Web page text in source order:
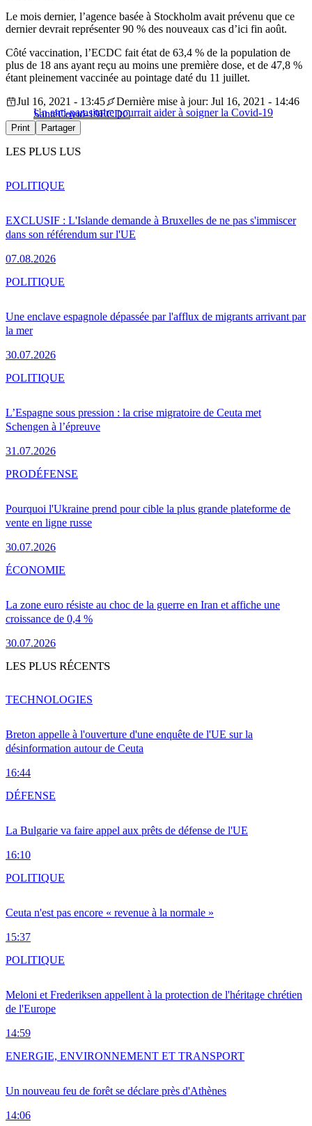
Le mois dernier, l’agence basée à Stockholm avait prévenu que ce
dernier devrait représenter 90 % des nouveaux cas d’ici fin août.
Côté vaccination, l’ECDC fait état de 63,4 % de la population de
plus de 18 ans ayant reçu au moins une première dose, et de 47,8 %
étant pleinement vaccinée au pointage daté du 11 juillet.
Un anti-parasitaire pourrait aider à soigner la Covid-19
Jul 16, 2021 - 13:45
Dernière mise à jour: Jul 16, 2021 - 14:46
SantéCovid-19ECDC
Print Partager
LES PLUS LUS
EXCLUSIF : L'Islande demande à Bruxelles de ne pas s'immiscer
dans son référendum sur l'UE
07.08.2026
POLITIQUE
Une enclave espagnole dépassée par l'afflux de migrants arrivant par
la mer
30.07.2026
POLITIQUE
L’Espagne sous pression : la crise migratoire de Ceuta met
Schengen à l’épreuve
31.07.2026
POLITIQUE
Pourquoi l'Ukraine prend pour cible la plus grande plateforme de
vente en ligne russe
30.07.2026
PRODÉFENSE
La zone euro résiste au choc de la guerre en Iran et affiche une
croissance de 0,4 %
30.07.2026
ÉCONOMIE
LES PLUS RÉCENTS
Breton appelle à l'ouverture d'une enquête de l'UE sur la
désinformation autour de Ceuta
16:44
TECHNOLOGIES
La Bulgarie va faire appel aux prêts de défense de l'UE
16:10
DÉFENSE
Ceuta n'est pas encore « revenue à la normale »
15:37
POLITIQUE
Meloni et Frederiksen appellent à la protection de l'héritage chrétien
de l'Europe
14:59
POLITIQUE
Un nouveau feu de forêt se déclare près d'Athènes
14:06
ENERGIE, ENVIRONNEMENT ET TRANSPORT